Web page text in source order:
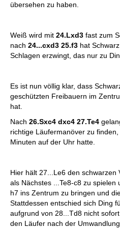
übersehen zu haben.
Weiß wird mit 24.Lxd3 fast zum
nach 24...cxd3 25.f3 hat Schwarz
Schlagen erzwingt, das nur zu
Es ist nun völlig klar, dass
geschützten Freibauern im
hat.
Nach 26.Sxc4 dxc4 27.Te4
richtige Läufermanöver zu
Minuten auf der Uhr hatte.
Hier hält 27...Le6 den schwarzen
als Nächstes ...Te8-c8 zu
h7 ins Zentrum zu bringen und
Stattdessen entschied sich Ding
aufgrund von 28...Td8 nicht
den Läufer nach der